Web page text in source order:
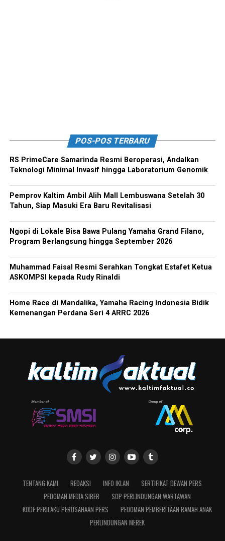
POS-POS TERBARU
RS PrimeCare Samarinda Resmi Beroperasi, Andalkan
Teknologi Minimal Invasif hingga Laboratorium Genomik
Pemprov Kaltim Ambil Alih Mall Lembuswana Setelah 30
Tahun, Siap Masuki Era Baru Revitalisasi
Ngopi di Lokale Bisa Bawa Pulang Yamaha Grand Filano,
Program Berlangsung hingga September 2026
Muhammad Faisal Resmi Serahkan Tongkat Estafet Ketua
ASKOMPSI kepada Rudy Rinaldi
Home Race di Mandalika, Yamaha Racing Indonesia Bidik
Kemenangan Perdana Seri 4 ARRC 2026
TENTANG KAMI REDAKSI INFO IKLAN
SERTIFIKAT DEWAN PERS
PEDOMAN MEDIA SIBER
SOP PERLINDUNGAN WARTAWAN
KODE PERILAKU PERUSAHAAN PERS
PEDOMAN PEMBERITAAN RAMAH ANAK
PERLINDUNGAN MEREK